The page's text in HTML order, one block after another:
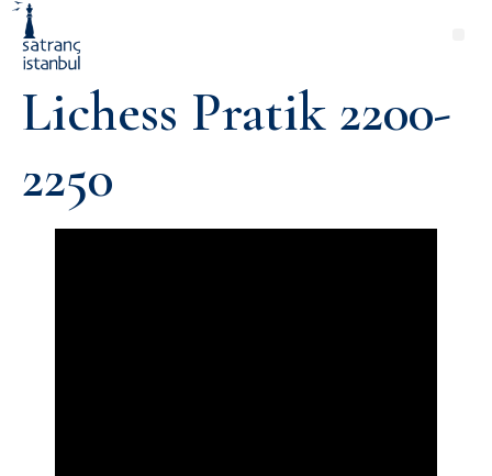
Lichess Pratik 2200-
2250